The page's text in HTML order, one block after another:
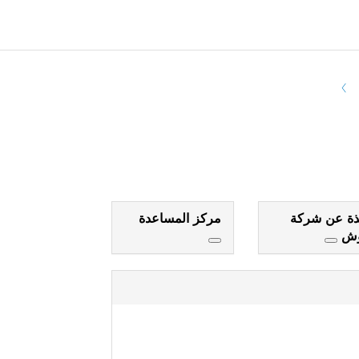
عن شركة
مركز المساعدة